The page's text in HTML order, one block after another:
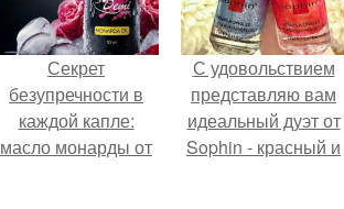
Секрет
безупречности в
каждой капле:
масло монарды от
С удовольствием
представляю вам
идеальный дуэт от
Sophin - красный и